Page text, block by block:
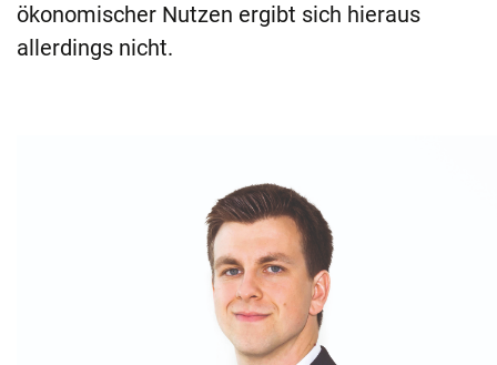
ökonomischer Nutzen ergibt sich hieraus
allerdings nicht.